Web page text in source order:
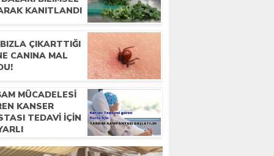
KANITLANDI
ÇIKARTTIĞI
CANINA MAL
MÜCADELESI
KANSER
TEDAVI IÇIN
BEKLIYOR